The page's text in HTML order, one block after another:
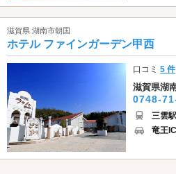
滋賀県 湖南市朝国
ホテル ファインガーデン甲西
口コミ5 件
滋賀県湖
0748-
三雲
竜王IC